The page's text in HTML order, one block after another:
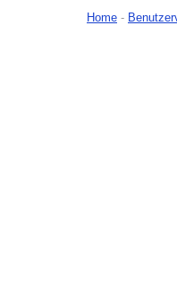
Home -